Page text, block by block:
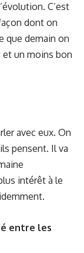
C’est
dont on
que demain on
et un moins bon
avec eux. On
pensent. Il va
intérêt à le
entre les